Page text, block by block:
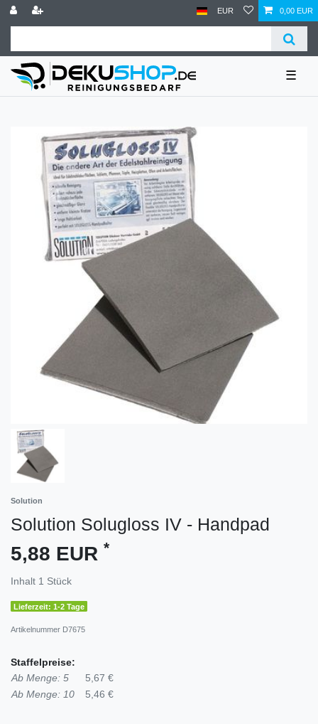
EUR 0,00 EUR
☰
Solution
Solution Solugloss IV - Handpad
5,88 EUR *
Inhalt 1 Stück
Lieferzeit: 1-2 Tage
Artikelnummer D7675
Staffelpreise:
Ab Menge: 5
5,67 €
Ab Menge: 10
5,46 €